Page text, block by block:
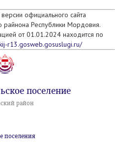
официального сайта
райнона Республики Мордовия.
от 01.01.2024 находится по
r13.gosweb.gosuslugi.ru/
поселение
район
поселения